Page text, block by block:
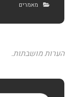
מאמרים
הערות מושבתות.